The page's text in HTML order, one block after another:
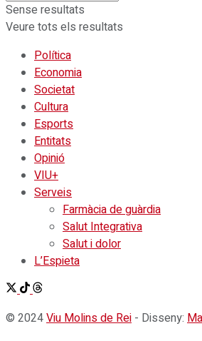
Sense resultats
Veure tots els resultats
Política
Economia
Societat
Cultura
Esports
Entitats
Opinió
VIU+
Serveis
Farmàcia de guàrdia
Salut Integrativa
Salut i dolor
L’Espieta
© 2024Viu Molins de Rei - Disseny: